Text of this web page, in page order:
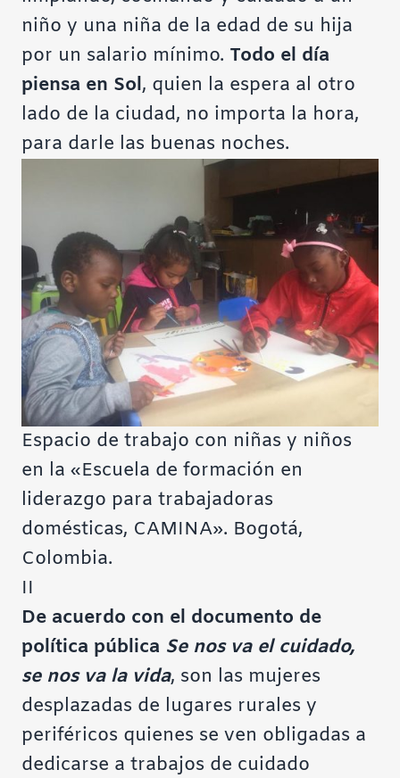
niño y una niña de la edad de su hija
por un salario mínimo. Todo el día
piensa en Sol, quien la espera al otro
lado de la ciudad, no importa la hora,
para darle las buenas noches.
Espacio de trabajo con niñas y niños
en la «Escuela de formación en
liderazgo para trabajadoras
domésticas, CAMINA». Bogotá,
Colombia.
II
De acuerdo con el documento de
política pública Se nos va el cuidado,
se nos va la vida, son las mujeres
desplazadas de lugares rurales y
periféricos quienes se ven obligadas a
dedicarse a trabajos de cuidado